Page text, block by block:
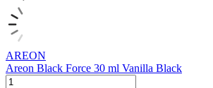
AREON
Areon Black Force 30 ml Vanilla Black